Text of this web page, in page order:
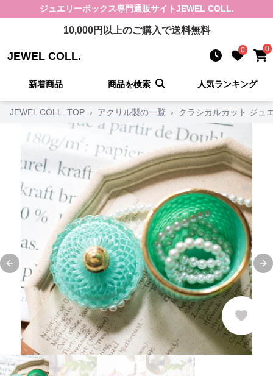
ジュエリーボックス専門通販サイトJEWEL COLL.
10,000円以上のご購入で送料無料
JEWEL COLL. 0 0
新着商品 商品を検索 人気ランキング
JEWEL COLL. TOP › アクリル製の一覧 › クラシカルカット ジュ
Previous slide